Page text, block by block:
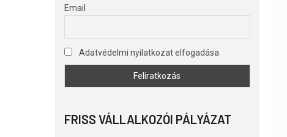
Email
Adatvédelmi nyilatkozat elfogadása
FRISS VÁLLALKOZÓI PÁLYÁZAT